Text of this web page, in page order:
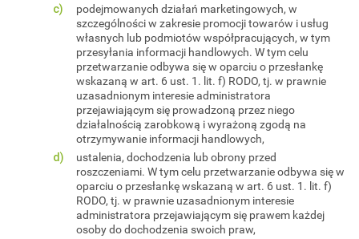
podejmowanych działań marketingowych, w
szczególności w zakresie promocji towarów i usług
własnych lub podmiotów współpracujących, w tym
przesyłania informacji handlowych. W tym celu
przetwarzanie odbywa się w oparciu o przesłankę
wskazaną w art. 6 ust. 1. lit. f) RODO, tj. w prawnie
uzasadnionym interesie administratora
przejawiającym się prowadzoną przez niego
działalnością zarobkową i wyrażoną zgodą na
otrzymywanie informacji handlowych,
ustalenia, dochodzenia lub obrony przed
roszczeniami. W tym celu przetwarzanie odbywa się w
oparciu o przesłankę wskazaną w art. 6 ust. 1. lit. f)
RODO, tj. w prawnie uzasadnionym interesie
administratora przejawiającym się prawem każdej
osoby do dochodzenia swoich praw,